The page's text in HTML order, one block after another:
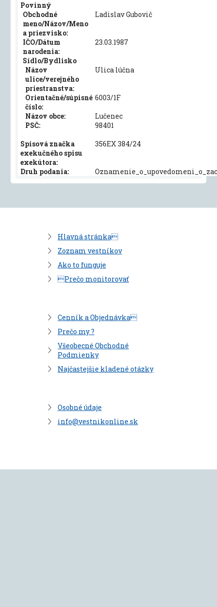
Povinný
Obchodné
meno/Názov/Meno
a priezvisko:
Ladislav Gubovič
IČO/Dátum
narodenia:
23.03.1987
Sídlo/Bydlisko
Názov
ulice/verejného
priestranstva:
Ulica lúčna
Orientačné/súpisné
číslo:
6003/1F
Názov obce:
Lučenec
PSČ:
98401
Spisová značka
exekučného spisu
exekútora:
356EX 384/24
Druh podania:
Hlavná stránka
Zoznam vestníkov
Ako to funguje
Prečo monitorovať
Cenník a Objednávka
Prečo my ?
Všeobecné Obchodné
Podmienky
Najčastejšie kladené otázky
Osobné údaje
info@vestnikonline.sk